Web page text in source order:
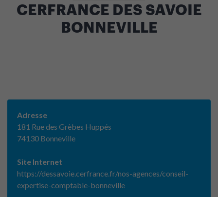
CERFRANCE DES SAVOIE
BONNEVILLE
Adresse
181 Rue des Grèbes Huppés
74130 Bonneville
Site Internet
https://dessavoie.cerfrance.fr/nos-agences/conseil-
expertise-comptable-bonneville